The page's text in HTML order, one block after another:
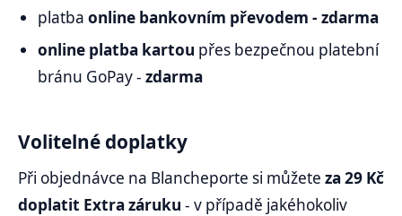
platbaonline bankovním převodem - zdarma
online platba kartou přes bezpečnou platební
bránu GoPay -zdarma
Volitelné doplatky
Při objednávce na Blancheporte si můžete za 29 Kč
doplatit Extra záruku - v případě jakéhokoliv